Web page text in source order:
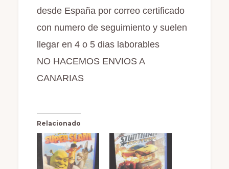
desde España por correo certificado
con numero de seguimiento y suelen
llegar en 4 o 5 dias laborables
NO HACEMOS ENVIOS A
CANARIAS
Relacionado